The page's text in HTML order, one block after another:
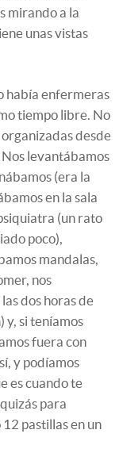
mirando a la
unas vistas
había enfermeras
tiempo libre. No
desde
Nos levantábamos
(era la
en la sala
(un rato
poco),
mandalas,
nos
dos horas de
y, si teníamos
fuera con
y podíamos
es cuando te
para
pastillas en un